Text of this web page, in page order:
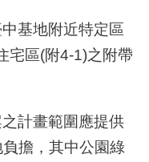
基地附近特定區
宅區(附4-1)之附帶
計畫範圍應提供
擔，其中公園綠